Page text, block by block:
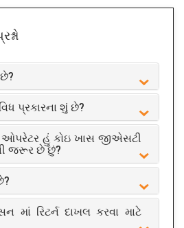
પ્રકારના શું છે?
હું કોઇ ખાસ જીએસટી
જરૂર છે છું?
માં રિટર્ન દાખલ કરવા માટે